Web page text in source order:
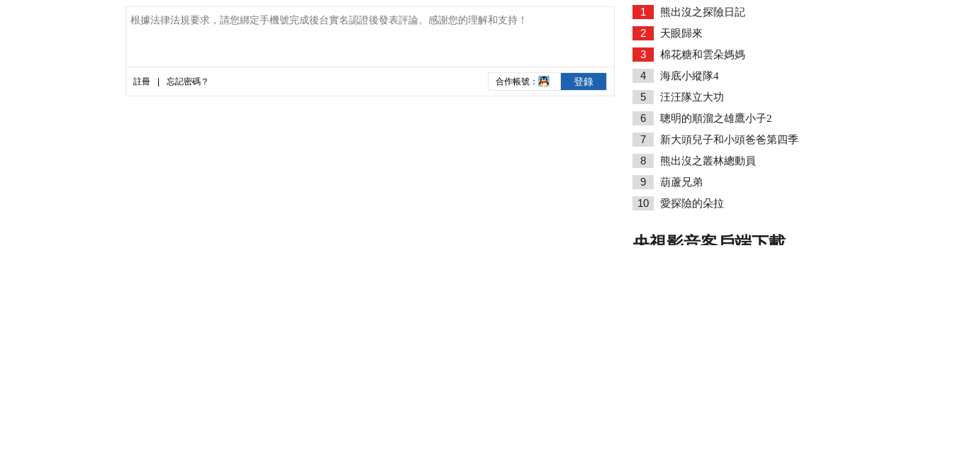
合作帳號： 登錄
註冊 忘記密碼？
1 熊出沒之探險日記
2 天眼歸來
3 棉花糖和雲朵媽媽
4 海底小縱隊4
5 汪汪隊立大功
6 聰明的順溜之雄鷹小子2
7 新大頭兒子和小頭爸爸第四季
8 熊出沒之叢林總動員
9 葫蘆兄弟
10 愛探險的朵拉
央視影音客戶端下載